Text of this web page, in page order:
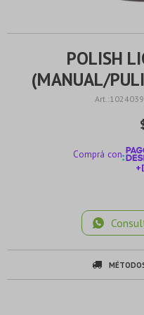
POLISH
(MANUAL/
Comprá con